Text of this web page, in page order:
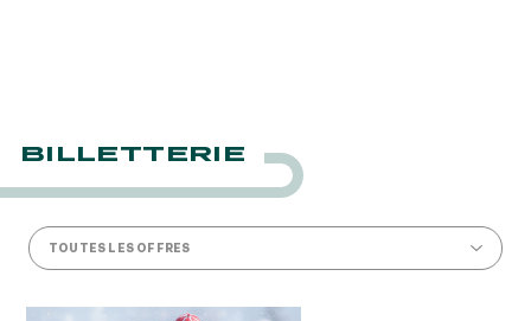
BILLETTERIE
TOUTES LES OFFRES